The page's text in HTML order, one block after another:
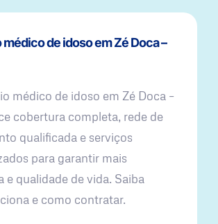
de idoso em Zé Doca –
médico de idoso em Zé Doca –
cobertura completa, rede de
qualificada e serviços
para garantir mais
e qualidade de vida. Saiba
e como contratar.